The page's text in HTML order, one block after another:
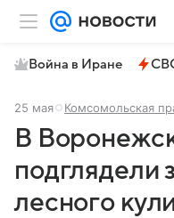
Война в Иране
25 мая Комсомольская
В
подглядели
лесного